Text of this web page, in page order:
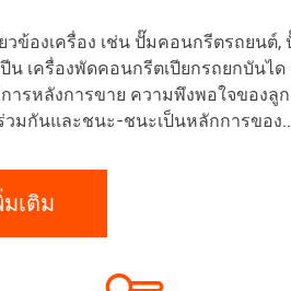
วข้องเครื่อง เช่น ปั๊มคอนกรีตรถยน
เครื่องพัดคอนกรีตเปียกรถยกบันได
ารหลังการขาย ความพึงพอใจของ
วมกันและชนะ-ชนะเป็นหลักการของ
มเติม